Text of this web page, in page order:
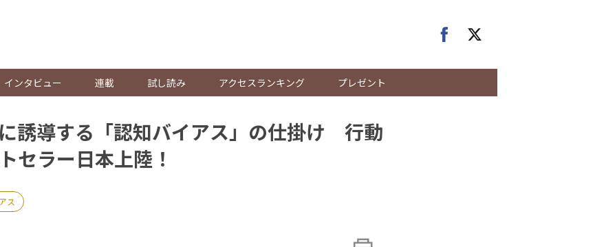
インタビュー 連載 試し読み アクセスランキング プレゼント
誘導する「認知バイアス」の仕掛け 行動
セラー日本上陸！
ス